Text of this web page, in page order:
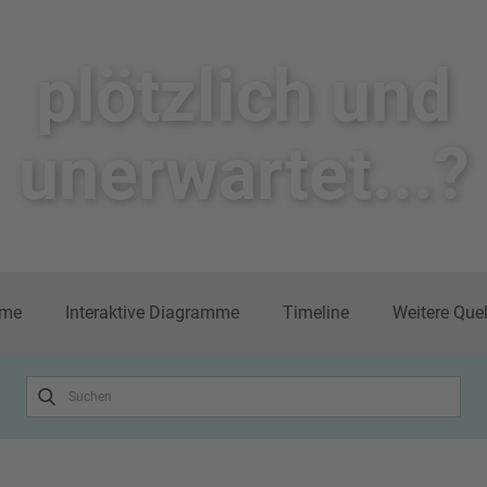
plötzlich un​d
unerwartet...?
Interaktive Diagramme Timeline Weitere